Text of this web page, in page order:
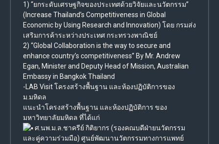
1) “ยกระดับเศรษฐกิจของประเทศด้วยวิจัยและนวัตกรรม”
(Increase Thailand’s Competitiveness in Global
Economic by Using Research and Innovation) โดย กรมส่ง
เสริมการค้าระหว่างประเทศ กระทรวงพาณิชย์
2) “Global Collaboration is the way to secure and
enhance country’s competitiveness” By Mr. Andrew
Egan, Minister and Deputy Head of Mission, Australian
Embassy in Bangkok Thailand
-LAB Visit โครงสร้างพื้นฐาน และห้องปฏิบัติการของ
ม.มหิดล
แนะนำโครงสร้างพื้นฐาน และห้องปฏิบัติการ ของ
มหาวิทยาลัยมหิดล ที่ได้แก่
ศ.นพ.ม.ล.ชาครีย์ กิติยากร (รองคณบดีฝ่ายนวัตกรรม
และคู่ความร่วมมือ) ศูนย์พัฒนานวัตกรรมทางการแพทย์